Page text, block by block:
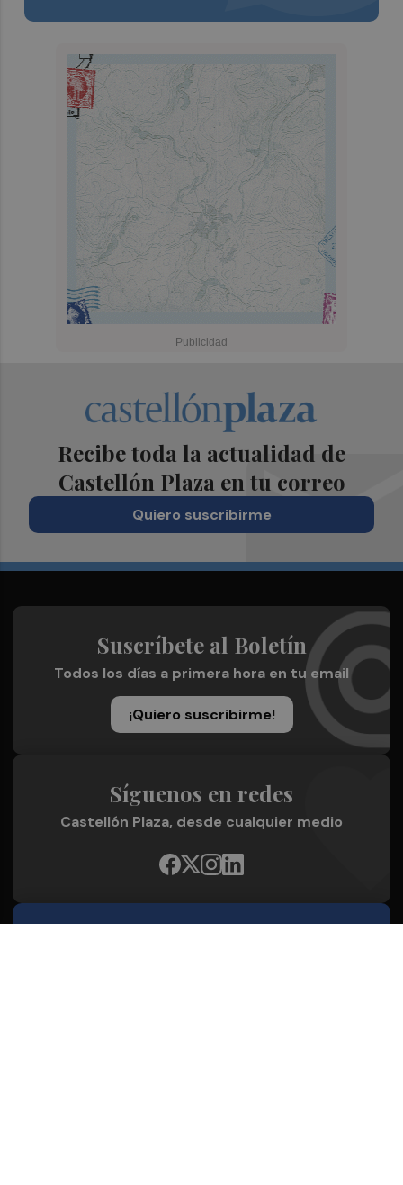
Recibe toda la actualidad de
Castellón Plaza en tu correo
Quiero suscribirme
Suscríbete al Boletín
Todos los días a primera hora en tu email
¡Quiero suscribirme!
Síguenos en redes
Castellón Plaza, desde cualquier medio